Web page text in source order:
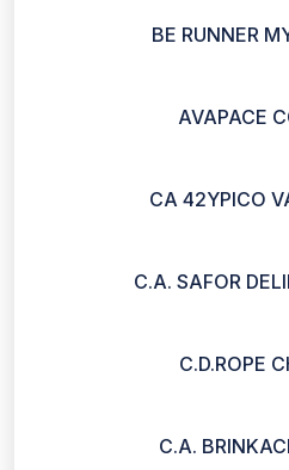
BE RUNNER
AVAPACE
CA 42YPICO
C.A. SAFOR
C.D.ROPE
C.A.